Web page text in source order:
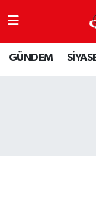
GÜNDEM
ASAYİŞ
DÜNYA
Nöbetçi
Hava Durumu